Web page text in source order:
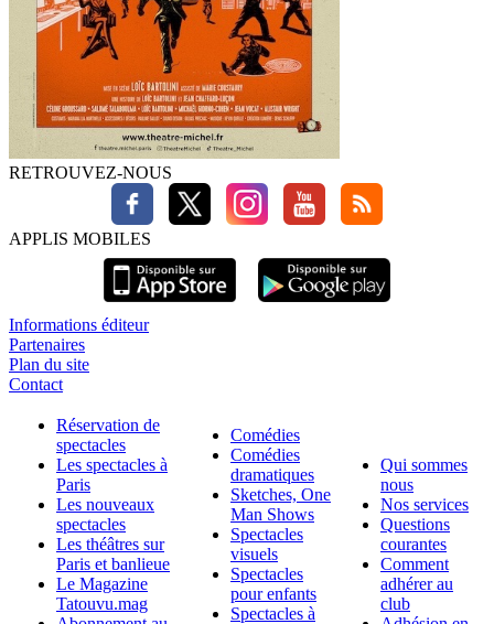
RETROUVEZ-NOUS
APPLIS MOBILES
Informations éditeur
Partenaires
Plan du site
Contact
Réservation de
spectacles
Les spectacles à
Paris
Les nouveaux
spectacles
Les théâtres sur
Paris et banlieue
Le Magazine
Tatouvu.mag
Comédies
Comédies
dramatiques
Sketches, One
Man Shows
Spectacles
visuels
Spectacles
pour enfants
Spectacles à
Qui sommes
nous
Nos services
Questions
courantes
Comment
adhérer au
club